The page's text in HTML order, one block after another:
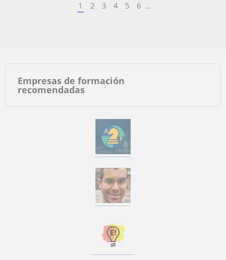
1 2 3 4 5 6 ...
Empresas de formación
recomendadas